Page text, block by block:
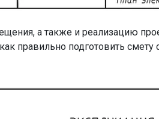
а также и реализацию
правильно подготовить